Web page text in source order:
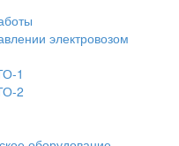
электровозом
1
2